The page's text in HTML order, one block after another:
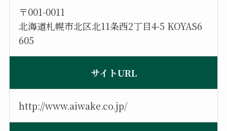
〒001-0011
北海道札幌市北区北11条西2丁目4-5 KOYAS6
605
サイトURL
http://www.aiwake.co.jp/